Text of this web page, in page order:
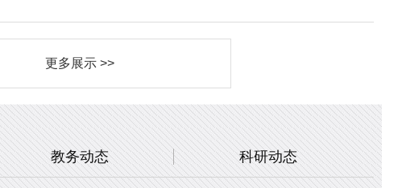
更多展示 >>
教务动态 科研动态